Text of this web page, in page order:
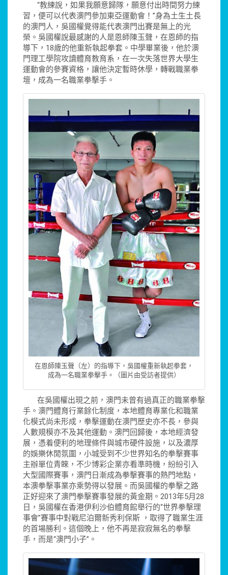
“教練說，如果我願意歸隊，願意付出時間努力練
習，便可以代表澳門參加東亞運動會！”身為土生土長
的澳門人，吳國權覺得能代表澳門出賽是無上的光
榮。吳國權說最感謝的人是恩師陳玉聲，在恩師的指
導下，18歲的他重新執起拳套。中學畢業後，他於澳
門理工學院攻讀體育教育系，在一次失落世界大學生
運動會的參賽資格，讓他決定暫時休學，轉戰職業拳
壇，成為一名職業拳擊手。
在恩師陳玉聲（左）的指導下，吳國權重新執起拳套，
成為一名職業拳擊手。（圖片由受訪者提供）
在吳國權出現之前，澳門未曾有過真正的職業拳擊
手。澳門體育行業餘化制度，本地體育專業化和職業
化模式尚未形成，拳擊運動在澳門歷史亦不長，參與
人數規模亦不及其他運動。澳門回歸後，本地經濟發
展，憑着便利的地理條件與城市硬件設施，以及濃厚
的娛樂休閒氛圍，小城受到不少世界知名的拳擊賽事
主辦單位青睞，不少博彩企業亦看準時機，紛紛引入
大型國際賽事，澳門日漸成為拳擊賽事的熱門地點，
本澳拳擊事業亦乘勢得以發展。而吳國權的拳擊之路
正好迎來了澳門拳擊賽事發展的黃金期。2013年5月28
日，吳國權在香港伊利沙伯體育館舉行的“世界拳擊理
事會”賽事中對戰尼泊爾新秀利保斯 ，取得了職業生涯
的首場勝利。這個晚上，他不再是寂寂無名的拳擊
手，而是“澳門小子”。